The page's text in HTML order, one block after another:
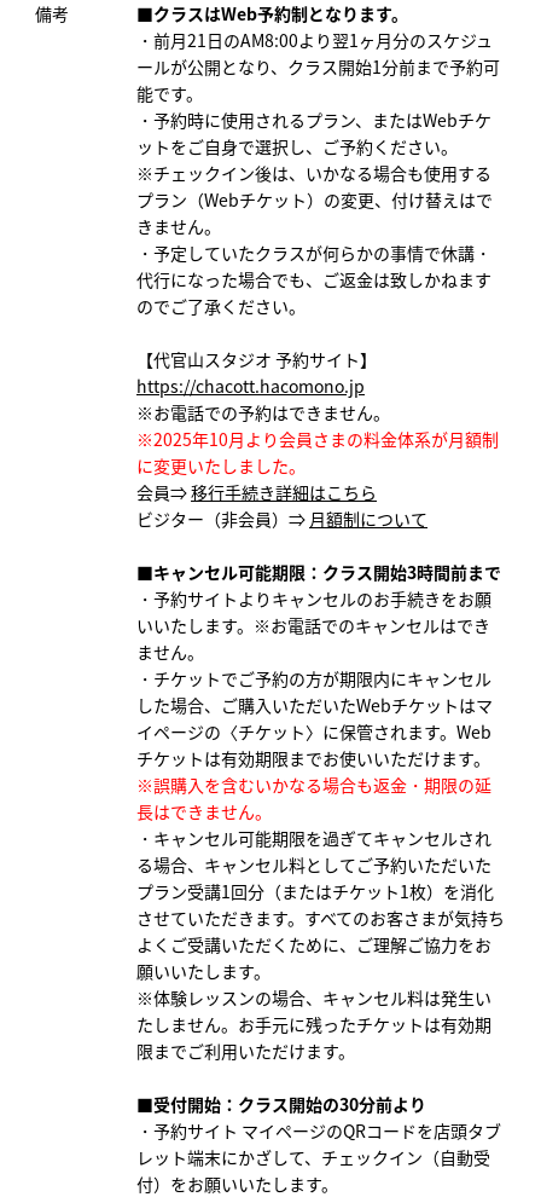
備考
■クラスはWeb予約制となります。
・前月21日のAM8:00より翌1ヶ月分のスケジュ
ールが公開となり、クラス開始1分前まで予約可
能です。
・予約時に使用されるプラン、またはWebチケ
ットをご自身で選択し、ご予約ください。
※チェックイン後は、いかなる場合も使用する
プラン（Webチケット）の変更、付け替えはで
きません。
・予定していたクラスが何らかの事情で休講・
代行になった場合でも、ご返金は致しかねます
のでご了承ください。
【代官山スタジオ 予約サイト】
https://chacott.hacomono.jp
※お電話での予約はできません。
※2025年10月より会員さまの料金体系が月額制
に変更いたしました。
会員⇒移行手続き詳細はこちら
ビジター（非会員）⇒ 月額制について
■キャンセル可能期限：クラス開始3時間前まで
・予約サイトよりキャンセルのお手続きをお願
いいたします。 ※お電話でのキャンセルはでき
ません。
・チケットでご予約の方が期限内にキャンセル
した場合、ご購入いただいたWebチケットはマ
イページの〈チケット〉に保管されます。Web
チケットは有効期限までお使いいただけます。
※誤購入を含むいかなる場合も返金・期限の延
長はできません。
・キャンセル可能期限を過ぎてキャンセルされ
る場合、 キャンセル料としてご予約いただいた
プラン受講1回分（またはチケット1枚）を消化
させていただきます。すべてのお客さまが気持ち
よくご受講いただくために、ご理解ご協力をお
願いいたします。
※体験レッスンの場合、キャンセル料は発生い
たしません。お手元に残ったチケットは有効期
限までご利用いただけます。
■受付開始：クラス開始の30分前より
・予約サイト マイページのQRコードを店頭タブ
レット端末にかざして、チェックイン（自動受
付）をお願いいたします。